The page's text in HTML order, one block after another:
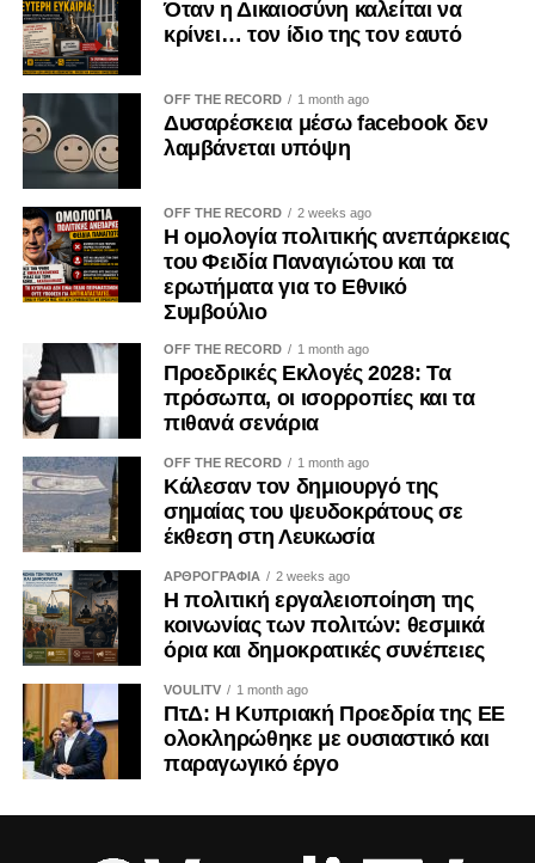
Επιτροπή Νομικών, Δικαιοσύνης και Δημοσίας
Τάξεως
Φωτεινή Τσιρίδου – Πρόεδρος (ΔΗΣΥ)
Νίκος Γεωργίου – Αναπληρωτής Πρόεδρος (ΔΗΣΥ)
Μιχάλης Φελλάς (ΔΗΣΥ)
Γιώργος Κουκουμάς (ΑΚΕΛ)
Αργεντούλα Ιωάννου (ΑΚΕΛ)
Σωτήρης Ιωάννου (ΕΛΑΜ)
Λίνος Ιωάννης Χατζηγεωργίου (ΕΛΑΜ)
Χριστιάνα Ερωτοκρίτου (ΔΗΚΟ)
Πανίκος Λεωνίδου (ΔΗΚΟ)
Μιχάλης Παρασκευά (ΑΛΜΑ-Πολίτες για την Κύπρο)
Νταϊάνα Κωνσταντινίδη (Άμεση Δημοκρατία Κύπρου)
Επιτροπή Υγείας
Σάβια Ορφανίδου – Πρόεδρος (ΔΗΣΥ)
Γιώργος Παμπορίδης (ΔΗΣΥ)
Μαρίνα Νικολάου (ΑΚΕΛ)
Κωνσταντίνος Κωνσταντίνου (ΑΚΕΛ)
Πόλυς Ανωγυριάτης (ΕΛΑΜ)
Ανδρέας Παπαχαραλάμπους (ΕΛΑΜ)
Αντρέας Αποστόλου (ΔΗΚΟ)
Λίτσα Δρουσιώτη (ΑΛΜΑ-Πολίτες για την Κύπρο)
Όταν η Δικαιοσύνη καλείται να
κρίνει… τον ίδιο της τον εαυτό
OFF THE RECORD 1 month ago
Δυσαρέσκεια μέσω facebook δεν
λαμβάνεται υπόψη
OFF THE RECORD 2 weeks ago
Η ομολογία πολιτικής ανεπάρκειας
του Φειδία Παναγιώτου και τα
ερωτήματα για το Εθνικό
Συμβούλιο
OFF THE RECORD 1 month ago
Προεδρικές Εκλογές 2028: Τα
πρόσωπα, οι ισορροπίες και τα
πιθανά σενάρια
OFF THE RECORD 1 month ago
Κάλεσαν τον δημιουργό της
σημαίας του ψευδοκράτους σε
έκθεση στη Λευκωσία
ΑΡΘΡΟΓΡΑΦΙΑ 2 weeks ago
Η πολιτική εργαλειοποίηση της
κοινωνίας των πολιτών: θεσμικά
όρια και δημοκρατικές συνέπειες
VOULITV 1 month ago
ΠτΔ: Η Κυπριακή Προεδρία της ΕΕ
ολοκληρώθηκε με ουσιαστικό και
παραγωγικό έργο